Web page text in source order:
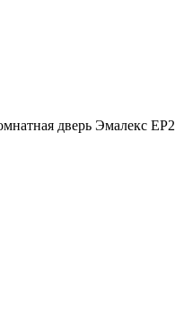
дверь Эмалекс ЕР2